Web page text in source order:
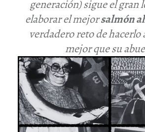
generación)sigue el gran
elaborar el mejorsalmón
verdadero reto de hacerlo
mejor que su